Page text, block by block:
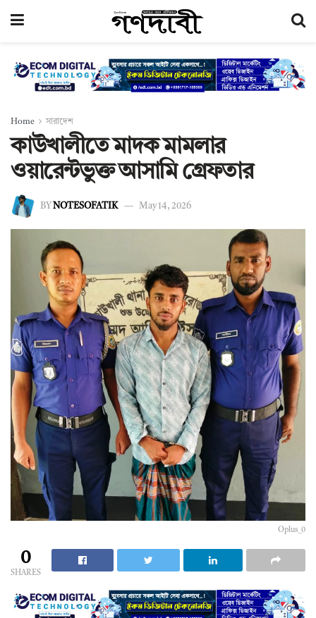
Home সারাদেশ
কাউখালীতে মাদক মামলার
ওয়ারেন্টভুক্ত আসামি গ্রেফতার
BY NOTESOFATIK May 14, 2026
Oplus_0
0
SHARES